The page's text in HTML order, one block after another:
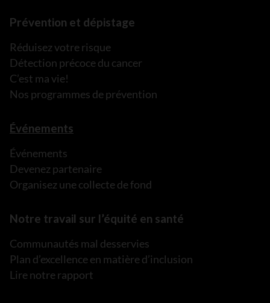
Prévention et dépistage
Réduisez votre risque
Détection précoce du cancer
C’est ma vie!
Nos programmes de prévention
Événements
Événements
Devenez partenaire
Organisez une collecte de fond
Notre travail sur l’équité en santé
Communautés mal desservies
Plan d’excellence en matière d’inclusion
Lire notre rapport